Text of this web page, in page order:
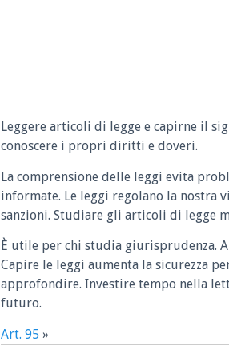
Leggere articoli di legge e capirne il
conoscere i propri diritti e doveri.
La comprensione delle leggi evita
informate. Le leggi regolano la nostra
sanzioni. Studiare gli articoli di legge
È utile per chi studia giurisprudenza.
Capire le leggi aumenta la sicurezza
approfondire. Investire tempo nella
futuro.
Art. 95 »